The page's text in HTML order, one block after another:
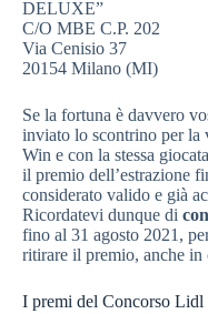
DELUXE”
C/O MBE C.P. 202
Via Cenisio 37
20154 Milano (MI)
Se la fortuna è davvero
inviato lo scontrino per la
Win e con la stessa
il premio dell’estrazione
considerato valido e già
Ricordatevi dunque di
fino al 31 agosto 2021,
ritirare il premio, anche in
I premi del Concorso Lidl